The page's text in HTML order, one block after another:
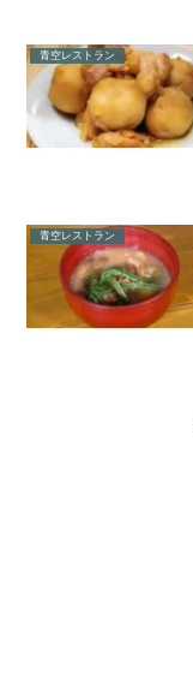
青空レストラン
青空レストラン